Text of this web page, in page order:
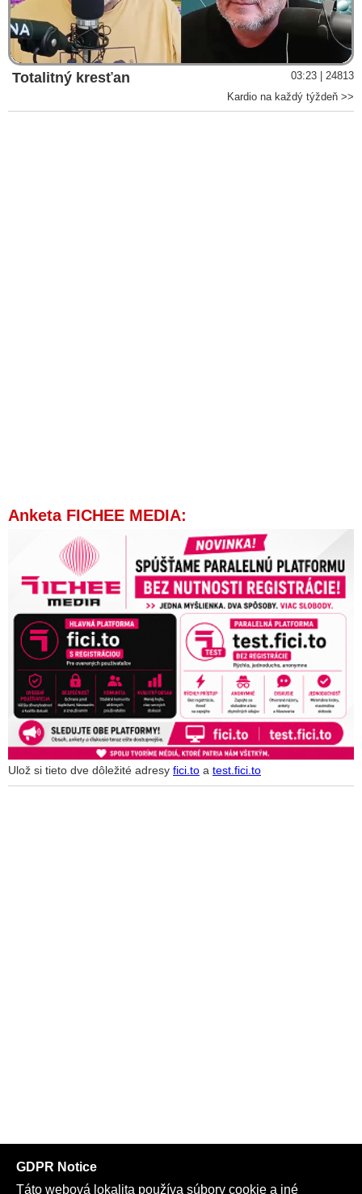
Video
Totalitný kresťan
03:23 | 24813
Kardio na každý týždeň >>
Anketa FICHEE MEDIA:
Ulož si tieto dve dôležité adresy fici.to a test.fici.to